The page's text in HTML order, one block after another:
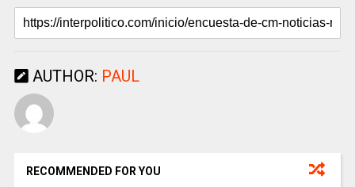
AUTHOR: PAUL
RECOMMENDED FOR YOU